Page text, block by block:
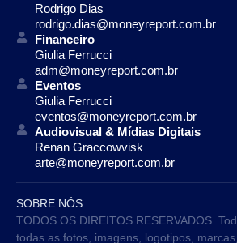
Rodrigo Dias
rodrigo.dias@moneyreport.com.br
Financeiro
Giulia Ferrucci
adm@moneyreport.com.br
Eventos
Giulia Ferrucci
eventos@moneyreport.com.br
Audiovisual & Mídias Digitais
Renan Graccowvisk
arte@moneyreport.com.br
SOBRE NÓS
TODOS OS DIREITOS RESERVADOS.
todas as fotos, imagens, logotipos,